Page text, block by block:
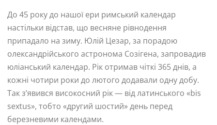
До 45 року до нашої ери римський календар
настільки відстав, що весняне рівнодення
припадало на зиму. Юлій Цезар, за порадою
олександрійського астронома Созігена, запровадив
юліанський календар. Рік отримав чіткі 365 днів, а
кожні чотири роки до лютого додавали одну добу.
Так з’явився високосний рік — від латинського «bis
sextus», тобто «другий шостий» день перед
березневими календами.